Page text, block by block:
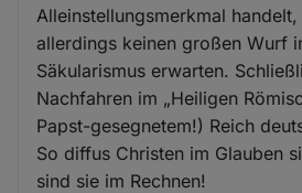
Alleinstellungsmerkmal
allerdings keinen großen Wurf
Säkularismus erwarten.
Nachfahren im „Heiligen
Papst-gesegnetem!) Reich
So diffus Christen im Glauben
sind sie im Rechnen!